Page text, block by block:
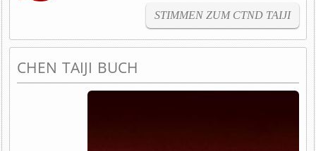
STIMMEN ZUM CTND TAIJI
CHEN TAIJI BUCH